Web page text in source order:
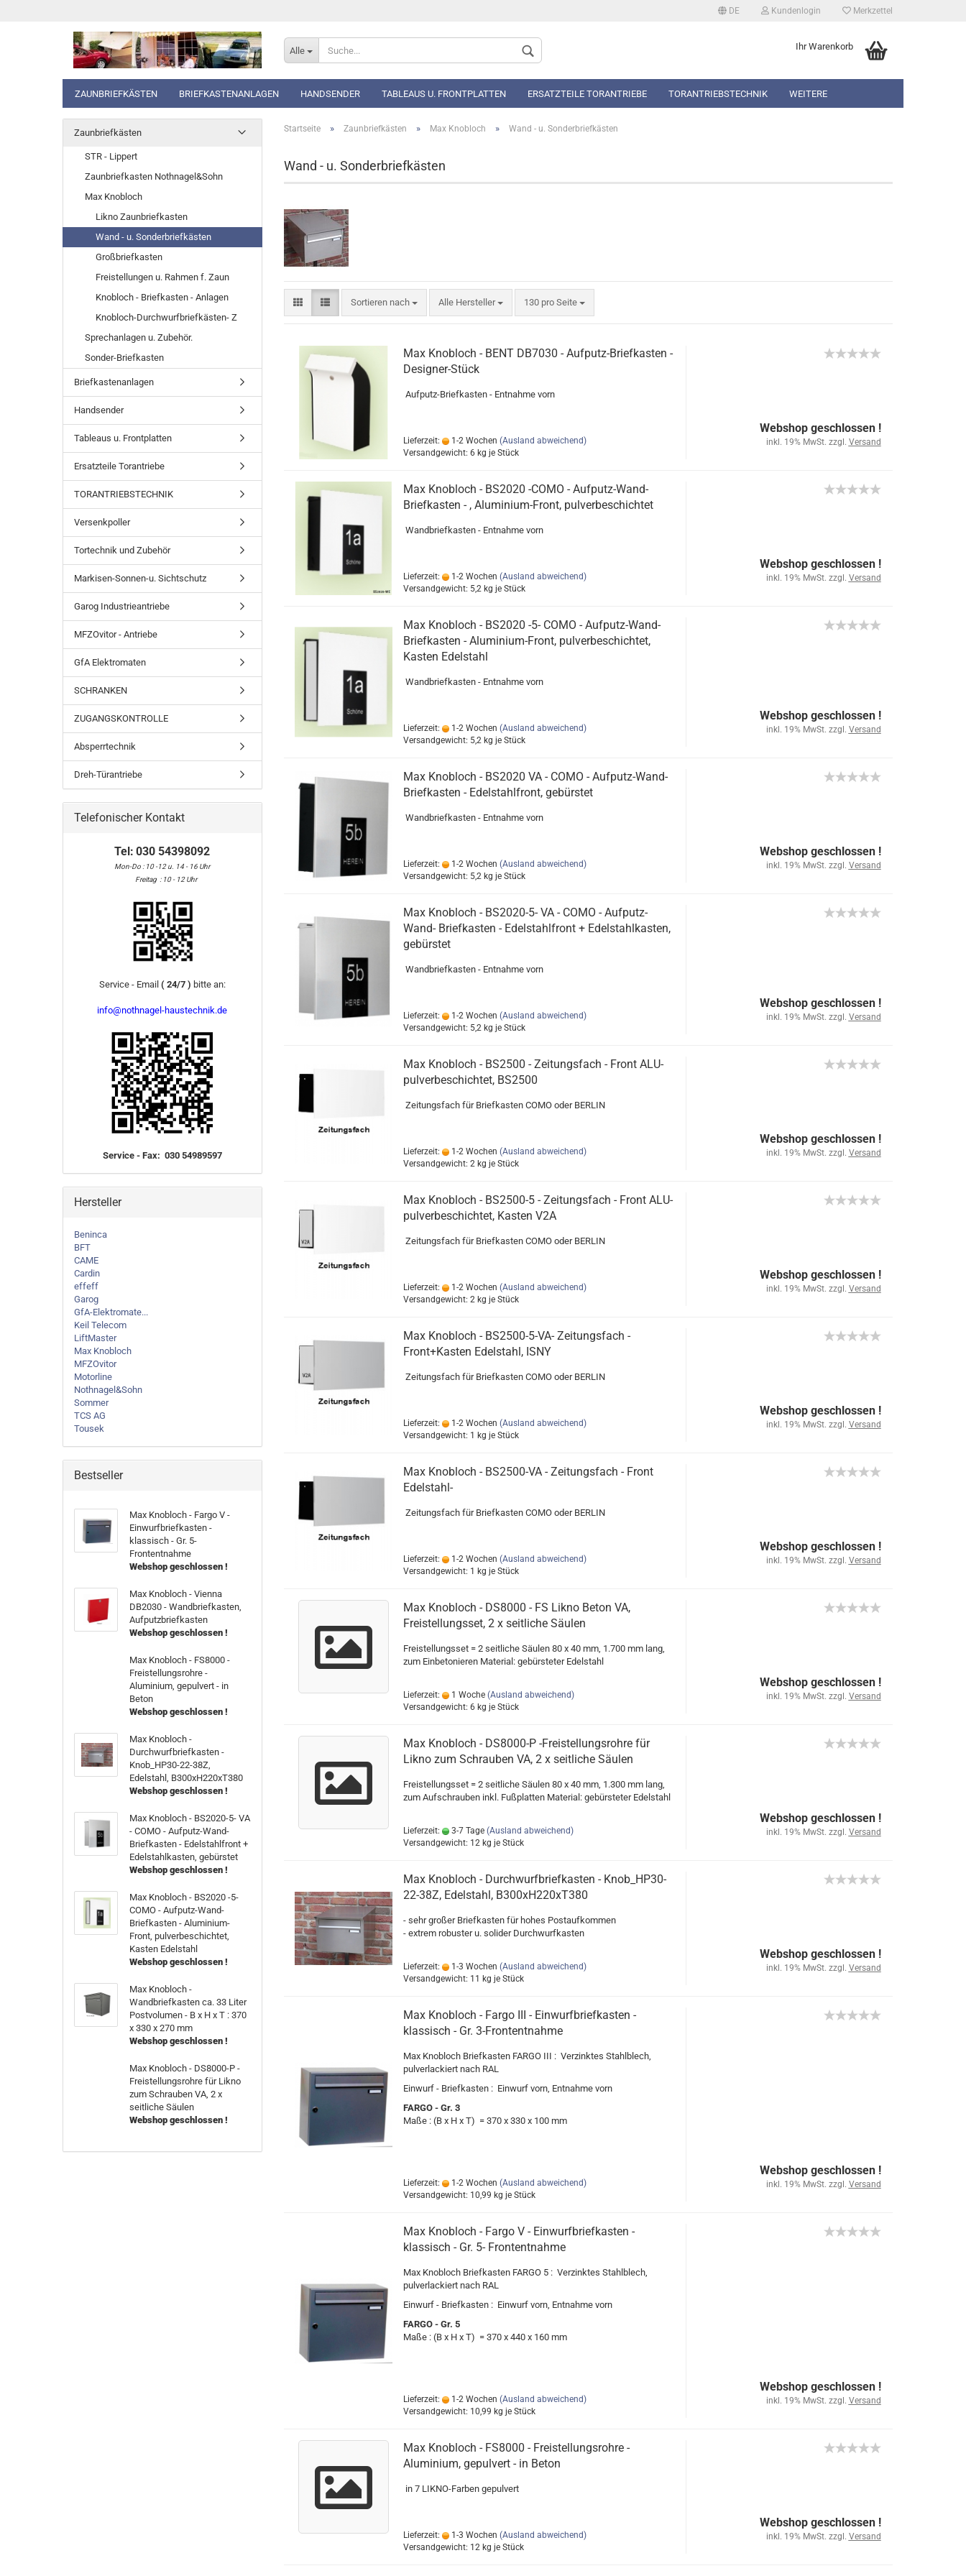
DE Kundenlogin Merkzettel
Alle Ihr Warenkorb
ZAUNBRIEFKÄSTEN BRIEFKASTENANLAGEN HANDSENDER TABLEAUS U. FRONTPLATTEN ERSATZTEILE TORANTRIEBE TORANTRIEBSTECHNIK WEITERE
Startseite » Zaunbriefkästen » Max Knobloch » Wand - u. Sonderbriefkästen
Wand - u. Sonderbriefkästen
Sortieren nach Alle Hersteller 130 pro Seite
Max Knobloch - BENT DB7030 - Aufputz-Briefkasten -
Designer-Stück
Aufputz-Briefkasten - Entnahme vorn
Lieferzeit: 1-2 Wochen (Ausland abweichend)
Versandgewicht: 6 kg je Stück
Webshop geschlossen !
inkl. 19% MwSt. zzgl. Versand
Max Knobloch - BS2020 -COMO - Aufputz-Wand-
Briefkasten - , Aluminium-Front, pulverbeschichtet
Wandbriefkasten - Entnahme vorn
Lieferzeit: 1-2 Wochen (Ausland abweichend)
Versandgewicht: 5,2kg je Stück
Webshop geschlossen !
inkl. 19% MwSt. zzgl. Versand
Max Knobloch - BS2020 -5- COMO - Aufputz-Wand-
Briefkasten - Aluminium-Front, pulverbeschichtet,
Kasten Edelstahl
Wandbriefkasten - Entnahme vorn
Lieferzeit: 1-2 Wochen (Ausland abweichend)
Versandgewicht: 5,2kg je Stück
Webshop geschlossen !
inkl. 19% MwSt. zzgl. Versand
Max Knobloch - BS2020 VA - COMO - Aufputz-Wand-
Briefkasten - Edelstahlfront, gebürstet
Wandbriefkasten - Entnahme vorn
Lieferzeit: 1-2 Wochen (Ausland abweichend)
Versandgewicht: 5,2kg je Stück
Webshop geschlossen !
inkl. 19% MwSt. zzgl. Versand
Max Knobloch - BS2020-5- VA - COMO - Aufputz-
Wand- Briefkasten - Edelstahlfront + Edelstahlkasten,
gebürstet
Wandbriefkasten - Entnahme vorn
Lieferzeit: 1-2 Wochen (Ausland abweichend)
Versandgewicht: 5,2kg je Stück
Webshop geschlossen !
inkl. 19% MwSt. zzgl. Versand
Max Knobloch - BS2500 - Zeitungsfach - Front ALU-
pulverbeschichtet, BS2500
Zeitungsfach für Briefkasten COMO oder BERLIN
Lieferzeit: 1-2 Wochen (Ausland abweichend)
Versandgewicht: 2kg je Stück
Webshop geschlossen !
inkl. 19% MwSt. zzgl. Versand
Max Knobloch - BS2500-5 - Zeitungsfach - Front ALU-
pulverbeschichtet, Kasten V2A
Zeitungsfach für Briefkasten COMO oder BERLIN
Lieferzeit: 1-2 Wochen (Ausland abweichend)
Versandgewicht: 2kg je Stück
Webshop geschlossen !
inkl. 19% MwSt. zzgl. Versand
Max Knobloch - BS2500-5-VA- Zeitungsfach -
Front+Kasten Edelstahl, ISNY
Zeitungsfach für Briefkasten COMO oder BERLIN
Lieferzeit: 1-2 Wochen (Ausland abweichend)
Versandgewicht: 1 kg je Stück
Webshop geschlossen !
inkl. 19% MwSt. zzgl. Versand
Max Knobloch - BS2500-VA - Zeitungsfach - Front
Edelstahl-
Zeitungsfach für Briefkasten COMO oder BERLIN
Lieferzeit: 1-2 Wochen (Ausland abweichend)
Versandgewicht: 1 kg je Stück
Webshop geschlossen !
inkl. 19% MwSt. zzgl. Versand
Max Knobloch - DS8000 - FS Likno Beton VA,
Freistellungsset, 2 x seitliche Säulen
Freistellungsset = 2 seitliche Säulen 80 x 40 mm, 1.700 mm lang,
zum Einbetonieren Material: gebürsteter Edelstahl
Lieferzeit: 1 Woche (Ausland abweichend)
Versandgewicht: 6 kg je Stück
Webshop geschlossen !
inkl. 19% MwSt. zzgl. Versand
Max Knobloch - DS8000-P -Freistellungsrohre für
Likno zum Schrauben VA, 2 x seitliche Säulen
Freistellungsset = 2 seitliche Säulen 80 x 40 mm, 1.300 mm lang,
zum Aufschrauben inkl. Fußplatten Material: gebürsteter Edelstahl
Lieferzeit: 3-7 Tage (Ausland abweichend)
Versandgewicht: 12kg je Stück
Webshop geschlossen !
inkl. 19% MwSt. zzgl. Versand
Max Knobloch - Durchwurfbriefkasten - Knob_HP30-
22-38Z, Edelstahl, B300xH220xT380
- sehr großer Briefkasten für hohes Postaufkommen
- extrem robuster u. solider Durchwurfkasten
Lieferzeit: 1-3 Wochen (Ausland abweichend)
Versandgewicht: 11 kg je Stück
Webshop geschlossen !
inkl. 19% MwSt. zzgl. Versand
Max Knobloch - Fargo III - Einwurfbriefkasten -
klassisch - Gr. 3-Frontentnahme
Max Knobloch Briefkasten FARGO III : Verzinktes Stahlblech,
pulverlackiert nach RAL
Einwurf - Briefkasten : Einwurf vorn, Entnahme vorn
FARGO - Gr. 3
Maße : (B x H x T) = 370 x 330 x 100 mm
Lieferzeit: 1-2 Wochen (Ausland abweichend)
Versandgewicht: 10,99 kg je Stück
Webshop geschlossen !
inkl. 19% MwSt. zzgl. Versand
Max Knobloch - Fargo V - Einwurfbriefkasten -
klassisch - Gr. 5- Frontentnahme
Max Knobloch Briefkasten FARGO 5 : Verzinktes Stahlblech,
pulverlackiert nach RAL
Einwurf - Briefkasten : Einwurf vorn, Entnahme vorn
FARGO - Gr. 5
Maße : (B x H x T) = 370 x 440 x 160 mm
Lieferzeit: 1-2 Wochen (Ausland abweichend)
Versandgewicht: 10,99 kg je Stück
Webshop geschlossen !
inkl. 19% MwSt. zzgl. Versand
Max Knobloch - FS8000 - Freistellungsrohre -
Aluminium, gepulvert - in Beton
in 7 LIKNO-Farben gepulvert
Lieferzeit: 1-3 Wochen (Ausland abweichend)
Versandgewicht: 12kg je Stück
Webshop geschlossen !
inkl. 19% MwSt. zzgl. Versand
Zaunbriefkästen
STR - Lippert
Zaunbriefkasten Nothnagel&Sohn
Max Knobloch
Likno Zaunbriefkasten
Wand - u. Sonderbriefkästen
Großbriefkasten
Freistellungen u. Rahmen f. Zaun
Knobloch - Briefkasten - Anlagen
Knobloch-Durchwurfbriefkästen- Z
Sprechanlagen u. Zubehör.
Sonder-Briefkasten
Briefkastenanlagen
Handsender
Tableaus u. Frontplatten
Ersatzteile Torantriebe
TORANTRIEBSTECHNIK
Versenkpoller
Tortechnik und Zubehör
Markisen-Sonnen-u. Sichtschutz
Garog Industrieantriebe
MFZOvitor - Antriebe
GfA Elektromaten
SCHRANKEN
ZUGANGSKONTROLLE
Absperrtechnik
Dreh-Türantriebe
Telefonischer Kontakt
Tel: 030 54398092
Mon-Do : 10 -12 u. 14 - 16 Uhr
Freitag : 10 - 12 Uhr
Service - Email ( 24/7 ) bitte an:
info@nothnagel-haustechnik.de
Service - Fax: 030 54989597
Hersteller
Beninca
BFT
CAME
Cardin
effeff
Garog
GfA-Elektromate...
Keil Telecom
LiftMaster
Max Knobloch
MFZOvitor
Motorline
Nothnagel&Sohn
Sommer
TCS AG
Tousek
Bestseller
Max Knobloch - Fargo V -
Einwurfbriefkasten -
klassisch - Gr. 5-
Frontentnahme
Webshop geschlossen !
Max Knobloch - Vienna
DB2030 - Wandbriefkasten,
Aufputzbriefkasten
Webshop geschlossen !
Max Knobloch - FS8000 -
Freistellungsrohre -
Aluminium, gepulvert - in
Beton
Webshop geschlossen !
Max Knobloch -
Durchwurfbriefkasten -
Knob_HP30-22-38Z,
Edelstahl, B300xH220xT380
Webshop geschlossen !
Max Knobloch - BS2020-5- VA
- COMO - Aufputz-Wand-
Briefkasten - Edelstahlfront +
Edelstahlkasten, gebürstet
Webshop geschlossen !
Max Knobloch - BS2020 -5-
COMO - Aufputz-Wand-
Briefkasten - Aluminium-
Front, pulverbeschichtet,
Kasten Edelstahl
Webshop geschlossen !
Max Knobloch -
Wandbriefkasten ca. 33 Liter
Postvolumen - B x H x T : 370
x 330 x 270 mm
Webshop geschlossen !
Max Knobloch - DS8000-P -
Freistellungsrohre für Likno
zum Schrauben VA, 2 x
seitliche Säulen
Webshop geschlossen !